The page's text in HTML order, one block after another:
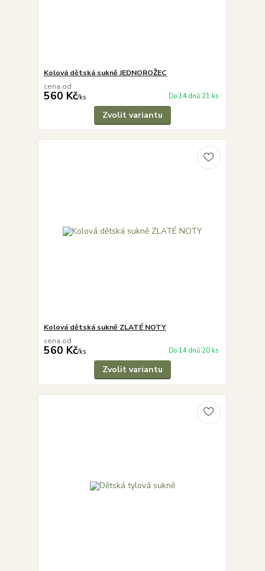
Kolová dětská sukně JEDNOROŽEC
cena od
560 Kč/ks Do 14 dnů 21 ks
Zvolit variantu
Kolová dětská sukně ZLATÉ NOTY
cena od
560 Kč/ks Do 14 dnů 20 ks
Zvolit variantu